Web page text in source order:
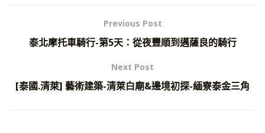
Previous Post
泰北摩托車騎行-第5天：從夜豐順到邁薩良的騎行
Next Post
[泰國.清萊] 藝術建築-清萊白廟&邊境初探-緬寮泰金三角